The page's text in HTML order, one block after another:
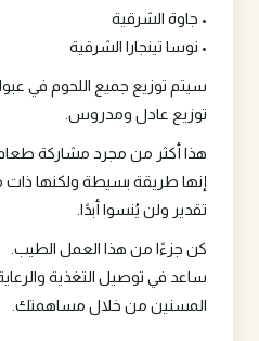
• جاوة الشرقية
• نوسا تينجارا الشرقية
توزيع عادل ومدروس.
هذا أكثر من مجرد مشاركة
إنها طريقة بسيطة ولكنها
تقدير ولن يُنسوا أبدًا.
كن جزءًا من هذا العمل الطيب.
ساعد في توصيل التغذية
المسنين من خلال مساهمتك.